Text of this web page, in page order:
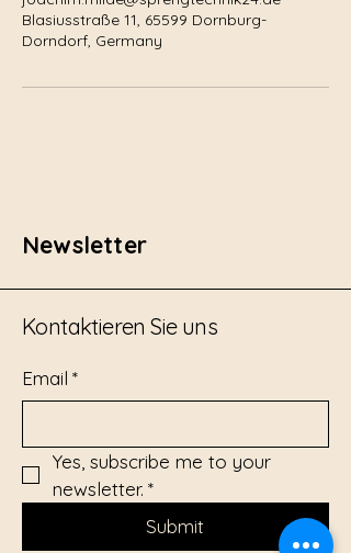
Blasiusstraße 11, 65599 Dornburg-
Dorndorf, Germany
Newsletter
Kontaktieren Sie uns
Email *
Yes, subscribe me to your
newsletter. *
Submit